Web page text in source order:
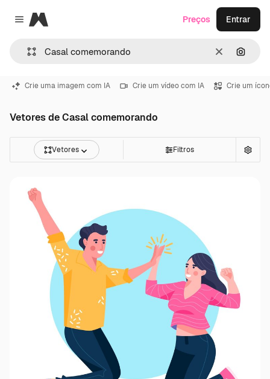
Close menu
Magnific
Limpar
Preços Entrar
Crie uma imagem com IA Crie um vídeo com IA Crie um
Vetores de Casal comemorando
Vetores Filtros